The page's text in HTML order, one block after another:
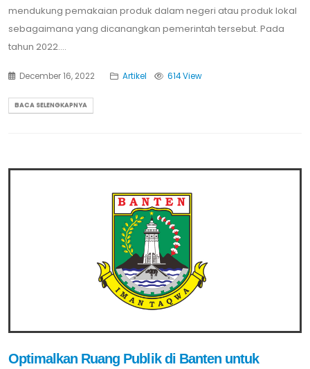
mendukung pemakaian produk dalam negeri atau produk lokal
sebagaimana yang dicanangkan pemerintah tersebut. Pada
tahun 2022....
December 16, 2022 Artikel 614 View
BACA SELENGKAPNYA
Optimalkan Ruang Publik di Banten untuk